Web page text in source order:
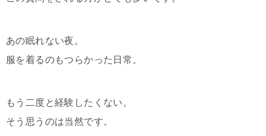
あの眠れない夜。
服を着るのもつらかった日常。
もう二度と経験したくない。
そう思うのは当然です。